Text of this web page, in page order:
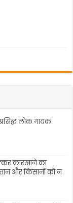
लोक गायक
कारखाने का
और किसानों को न